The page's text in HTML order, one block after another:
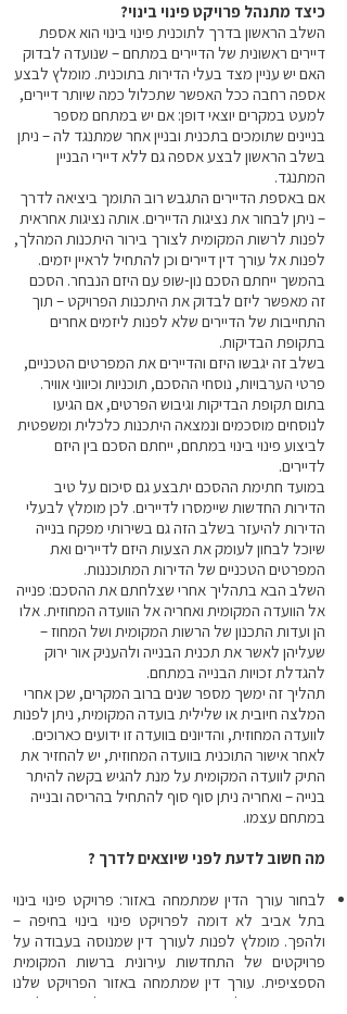
כיצד מתנהל פרויקט פינוי בינוי?
השלב הראשון בדרך לתוכנית פינוי בינוי הוא אספת
דיירים ראשונית של הדיירים במתחם – שנועדה לבדוק
האם יש עניין מצד בעלי הדירות בתוכנית. מומלץ לבצע
אספה רחבה ככל האפשר שתכלול כמה שיותר דיירים,
למעט במקרים יוצאי דופן: אם יש במתחם מספר
בניינים שתומכים בתכנית ובניין אחר שמתנגד לה – ניתן
בשלב הראשון לבצע אספה גם ללא דיירי הבניין
המתנגד.
אם באספת הדיירים התגבש רוב התומך ביציאה לדרך
– ניתן לבחור את נציגות הדיירים. אותה נציגות אחראית
לפנות לרשות המקומית לצורך בירור היתכנות המהלך,
לפנות אל עורך דין דיירים וכן להתחיל לראיין יזמים.
בהמשך ייחתם הסכם נון-שופ עם היזם הנבחר. הסכם
זה מאפשר ליזם לבדוק את היתכנות הפרויקט – תוך
התחייבות של הדיירים שלא לפנות ליזמים אחרים
בתקופת הבדיקות.
בשלב זה יגבשו היזם והדיירים את המפרטים הטכניים,
פרטי הערבויות, נוסחי ההסכם, תוכניות וכיווני אוויר.
בתום תקופת הבדיקות וגיבוש הפרטים, אם הגיעו
לנוסחים מוסכמים ונמצאה היתכנות כלכלית ומשפטית
לביצוע פינוי בינוי במתחם, ייחתם הסכם בין היזם
לדיירים.
במועד חתימת ההסכם יתבצע גם סיכום על טיב
הדירות החדשות שיימסרו לדיירים. לכן מומלץ לבעלי
הדירות להיעזר בשלב הזה גם בשירותי מפקח בנייה
שיוכל לבחון לעומק את הצעות היזם לדיירים ואת
המפרטים הטכניים של הדירות המתוכננות.
השלב הבא בתהליך אחרי שצלחתם את ההסכם: פנייה
אל הוועדה המקומית ואחריה אל הוועדה המחוזית. אלו
הן ועדות התכנון של הרשות המקומית ושל המחוז –
שעליהן לאשר את תכנית הבנייה ולהעניק אור ירוק
להגדלת זכויות הבנייה במתחם.
תהליך זה ימשך מספר שנים ברוב המקרים, שכן אחרי
המלצה חיובית או שלילית בועדה המקומית, ניתן לפנות
לוועדה המחוזית, והדיונים בוועדה זו ידועים כארוכים.
לאחר אישור התוכנית בוועדה המחוזית, יש להחזיר את
התיק לוועדה המקומית על מנת להגיש בקשה להיתר
בנייה – ואחריה ניתן סוף סוף להתחיל בהריסה ובנייה
במתחם עצמו.
מה חשוב לדעת לפני שיוצאים לדרך ?
לבחור עורך הדין שמתמחה באזור: פרויקט פינוי בינוי
בתל אביב לא דומה לפרויקט פינוי בינוי בחיפה –
ולהפך. מומלץ לפנות לעורך דין שמנוסה בעבודה על
פרויקטים של התחדשות עירונית ברשות המקומית
הספציפית. עורך דין שמתמחה באזור הפרויקט שלנו
יכיר את התנהלות העירייה ויידע כיצד לקצר תהליכים